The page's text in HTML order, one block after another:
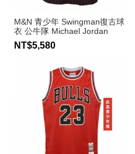
M&N 青少年 Swingman復古球
衣 公牛隊 Michael Jordan
NT$5,580